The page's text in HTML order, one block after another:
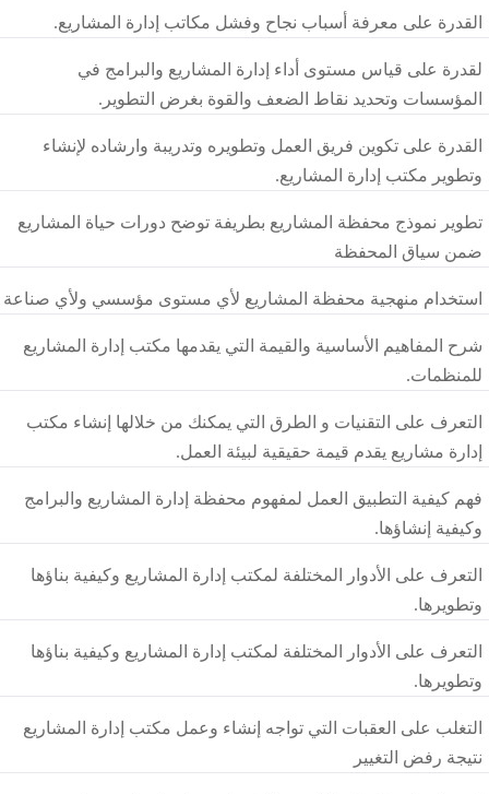
القدرة على معرفة أسباب نجاح وفشل مكاتب إدارة المشاريع.
لقدرة على قياس مستوى أداء إدارة المشاريع والبرامج في
المؤسسات وتحديد نقاط الضعف والقوة بغرض التطوير.
القدرة على تكوين فريق العمل وتطويره وتدريبة وارشاده لإنشاء
وتطوير مكتب إدارة المشاريع.
تطوير نموذج محفظة المشاريع بطريفة توضح دورات حياة المشاريع
ضمن سياق المحفظة
استخدام منهجية محفظة المشاريع لأي مستوى مؤسسي ولأي صناعة
شرح المفاهيم الأساسية والقيمة التي يقدمها مكتب إدارة المشاريع
للمنظمات.
التعرف على التقنيات و الطرق التي يمكنك من خلالها إنشاء مكتب
إدارة مشاريع يقدم قيمة حقيقية لبيئة العمل.
فهم كيفية التطبيق العمل لمفهوم محفظة إدارة المشاريع والبرامج
وكيفية إنشاؤها.
التعرف على الأدوار المختلفة لمكتب إدارة المشاريع وكيفية بناؤها
وتطويرها.
التعرف على الأدوار المختلفة لمكتب إدارة المشاريع وكيفية بناؤها
وتطويرها.
التغلب على العقبات التي تواجه إنشاء وعمل مكتب إدارة المشاريع
نتيجة رفض التغيير